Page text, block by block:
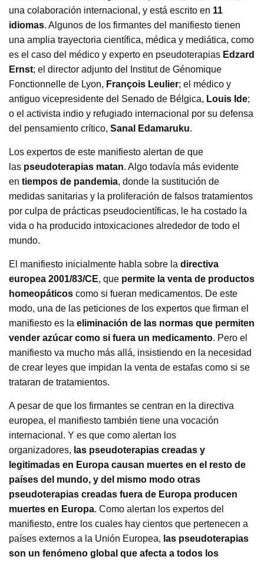
una colaboración internacional, y está escrito en 11
idiomas. Algunos de los firmantes del manifiesto tienen
una amplia trayectoria científica, médica y mediática, como
es el caso del médico y experto en pseudoterapias Edzard
Ernst; el director adjunto del Institut de Génomique
Fonctionnelle de Lyon, François Leulier; el médico y
antiguo vicepresidente del Senado de Bélgica, Louis Ide;
o el activista indio y refugiado internacional por su defensa
del pensamiento crítico, Sanal Edamaruku.
Los expertos de este manifiesto alertan de que
las pseudoterapias matan. Algo todavía más evidente
en tiempos de pandemia, donde la sustitución de
medidas sanitarias y la proliferación de falsos tratamientos
por culpa de prácticas pseudocientíficas, le ha costado la
vida o ha producido intoxicaciones alrededor de todo el
mundo.
El manifiesto inicialmente habla sobre la directiva
europea 2001/83/CE, que permite la venta de productos
homeopáticos como si fueran medicamentos. De este
modo, una de las peticiones de los expertos que firman el
manifiesto es la eliminación de las normas que permiten
vender azúcar como si fuera un medicamento. Pero el
manifiesto va mucho más allá, insistiendo en la necesidad
de crear leyes que impidan la venta de estafas como si se
trataran de tratamientos.
A pesar de que los firmantes se centran en la directiva
europea, el manifiesto también tiene una vocación
internacional. Y es que como alertan los
organizadores, las pseudoterapias creadas y
legitimadas en Europa causan muertes en el resto de
países del mundo, y del mismo modo otras
pseudoterapias creadas fuera de Europa producen
muertes en Europa. Como alertan los expertos del
manifiesto, entre los cuales hay cientos que pertenecen a
países externos a la Unión Europea, las pseudoterapias
son un fenómeno global que afecta a todos los